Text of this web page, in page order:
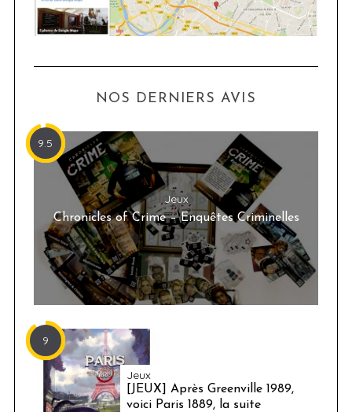
NOS DERNIERS AVIS
9.5
Jeux
Chronicles of Crime – Enquêtes Criminelles
9
Jeux
[JEUX] Après Greenville 1989,
voici Paris 1889, la suite